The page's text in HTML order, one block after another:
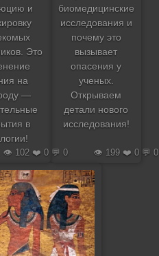
и
Это
на
—
в
👁️ 102 ❤️ 0 💬 0
биомедицинские
исследования и
почему это
вызывает
опасения у
ученых.
Открываем
детали нового
исследования!
👁️ 199 ❤️ 0 💬 0